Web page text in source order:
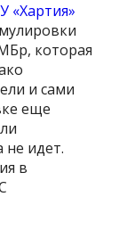
«Хартия»
которая
и сами
еще
не идет.
в